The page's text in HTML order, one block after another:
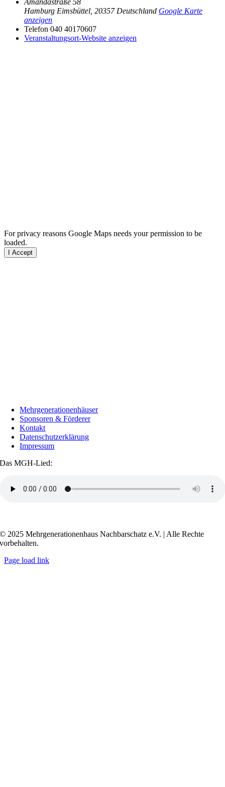
Hamburg Eimsbüttel 20357 Deutschland Google Karte
anzeigen
Telefon 040 40170607
Veranstaltungsort-Website anzeigen
For privacy reasons Google Maps needs your permission to be
loaded.
I Accept
Mehrgenerationenhäuser
Sponsoren & Förderer
Kontakt
Datenschutzerklärung
Impressum
Das MGH-Lied:
© 2025 Mehrgenerationenhaus Nachbarschatz e.V. | Alle Rechte
vorbehalten.
Page load link